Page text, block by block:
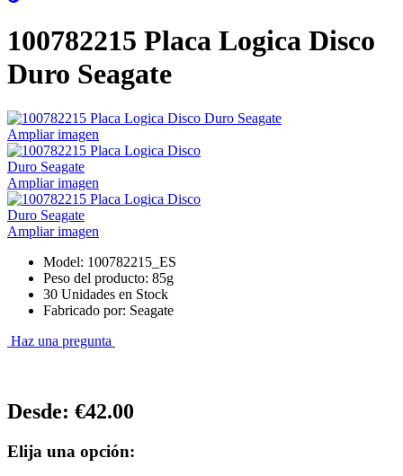
100782215 Placa Logica Disco
Duro Seagate
Ampliar imagen
Ampliar imagen
Ampliar imagen
Model: 100782215_ES
Peso del producto: 85g
30 Unidades en Stock
Fabricado por: Seagate
Haz una pregunta
Desde: €42.00
Elija una opción: